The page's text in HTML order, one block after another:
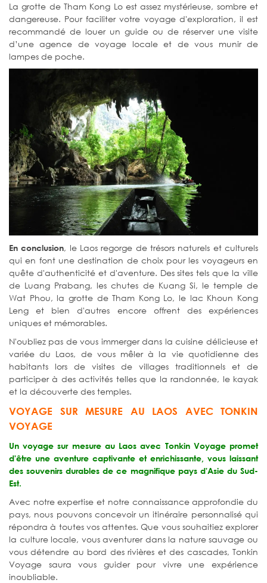
La grotte de Tham Kong Lo est assez mystérieuse, sombre et
dangereuse. Pour faciliter votre voyage d'exploration, il est
recommandé de louer un guide ou de réserver une visite
d’une agence de voyage locale et de vous munir de
lampes de poche.
En conclusion, le Laos regorge de trésors naturels et culturels
qui en font une destination de choix pour les voyageurs en
quête d'authenticité et d'aventure. Des sites tels que la ville
de Luang Prabang, les chutes de Kuang Si, le temple de
Wat Phou, la grotte de Tham Kong Lo, le lac Khoun Kong
Leng et bien d'autres encore offrent des expériences
uniques et mémorables.
N'oubliez pas de vous immerger dans la cuisine délicieuse et
variée du Laos, de vous mêler à la vie quotidienne des
habitants lors de visites de villages traditionnels et de
participer à des activités telles que la randonnée, le kayak
et la découverte des temples.
VOYAGE SUR MESURE AU LAOS AVEC TONKIN
VOYAGE
Un voyage sur mesure au Laos avec Tonkin Voyage promet
d'être une aventure captivante et enrichissante, vous laissant
des souvenirs durables de ce magnifique pays d'Asie du Sud-
Est.
Avec notre expertise et notre connaissance approfondie du
pays, nous pouvons concevoir un itinéraire personnalisé qui
répondra à toutes vos attentes. Que vous souhaitiez explorer
la culture locale, vous aventurer dans la nature sauvage ou
vous détendre au bord des rivières et des cascades, Tonkin
Voyage saura vous guider pour vivre une expérience
inoubliable.